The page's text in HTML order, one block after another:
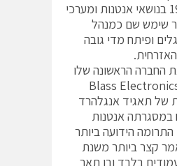
בה עד שנת 1960 בנושאי אנטנות ומערכי
שימש שם כמנהל
ופיתח מדי גובה
את החברה הראשונה שלו
Blass
של תאגיד אנגלהרד
במסגרתה אנטנות
הידועה ביותר
קצר ביותר משנת
המכיל 3 עמודים בלבד ובו תאר